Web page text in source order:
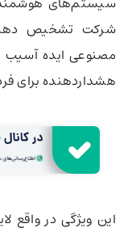
شرکت تشخیص
مصنوعی ایده آسیب
هشداردهنده برای
این ویژگی در واقع